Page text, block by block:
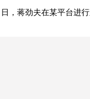
，蒋劲夫在某平台进